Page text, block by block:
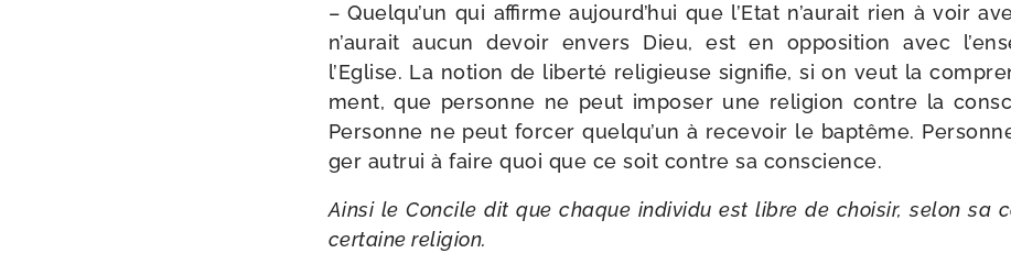
– Quelqu’un qui affirme aujourd’hui que l’Etat n’aurait rien à voir
n’aurait aucun devoir envers Dieu, est en oppo­si­tion avec
l’Eglise. La notion de liber­té reli­gieuse signi­fie, si on veut la
ment, que per­sonne ne peut impo­ser une reli­gion contre la
Personne ne peut for­cer quelqu’un à rece­voir le bap­tême.
ger autrui à faire quoi que ce soit contre sa conscience.
Ainsi le Concile dit que chaque indi­vi­du est libre de choi­sir, selon sa
cer­taine religion.